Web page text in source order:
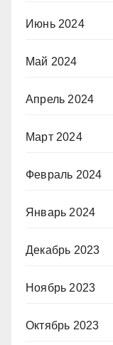
Июнь 2024
Май 2024
Апрель 2024
Март 2024
Февраль 2024
Январь 2024
Декабрь 2023
Ноябрь 2023
Октябрь 2023